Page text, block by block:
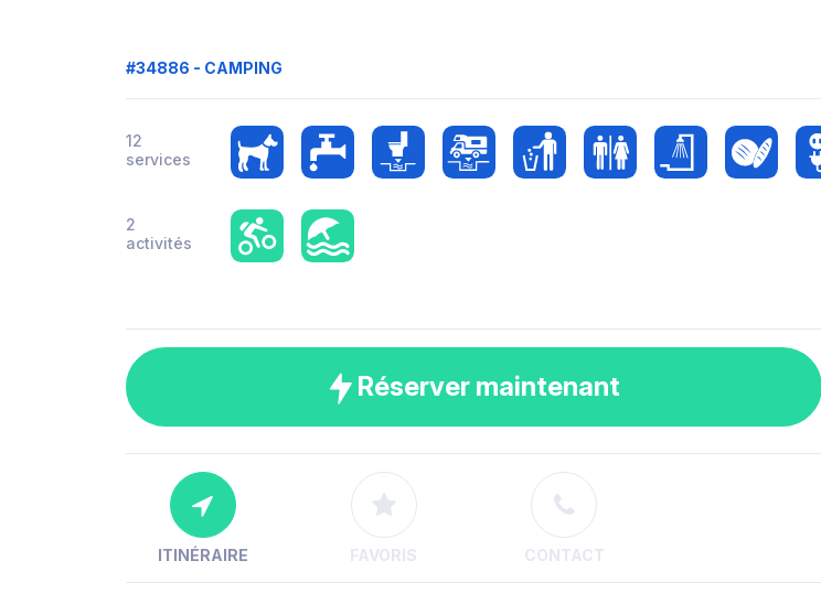
#34886 - CAMPING
12
services
2
activités
Réserver maintenant
ITINÉRAIRE FAVORIS CONTACT